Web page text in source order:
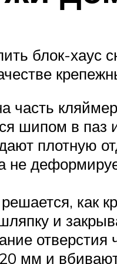
блок-хаус
шипом в паз
плотную
не
как
и
отверстия
мм и